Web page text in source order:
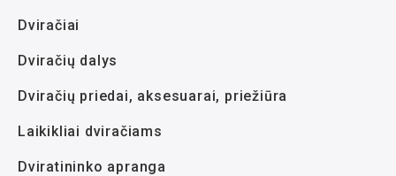
Dviračiai
Dviračių dalys
Dviračių priedai, aksesuarai, priežiūra
Laikikliai dviračiams
Dviratininko apranga